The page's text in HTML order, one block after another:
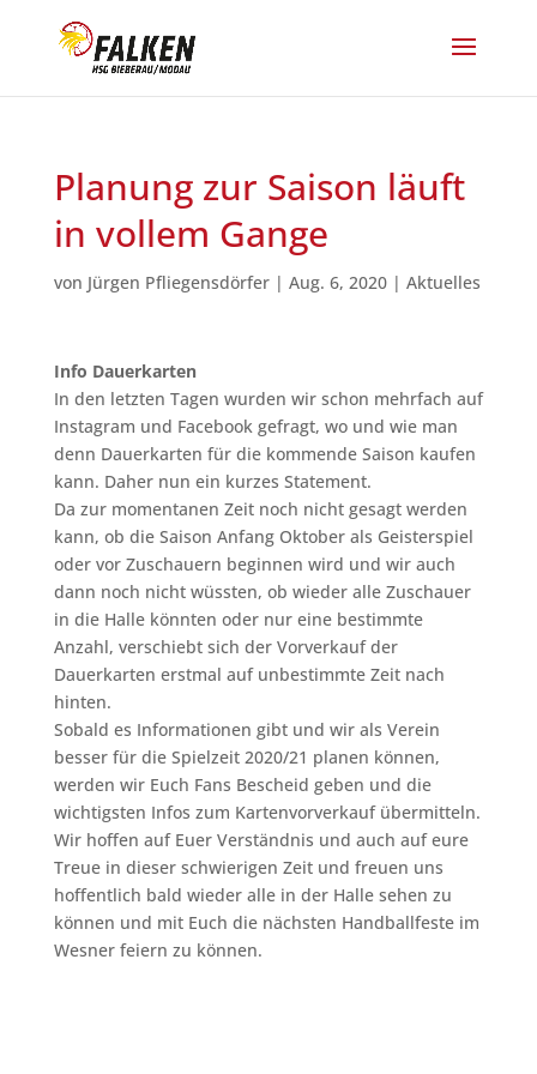
Planung zur Saison läuft
in vollem Gange
von Jürgen Pfliegensdörfer| Aug. 6, 2020| Aktuelles
Info Dauerkarten
In den letzten Tagen wurden wir schon mehrfach auf
Instagram und Facebook gefragt, wo und wie man
denn Dauerkarten für die kommende Saison kaufen
kann. Daher nun ein kurzes Statement.
Da zur momentanen Zeit noch nicht gesagt werden
kann, ob die Saison Anfang Oktober als Geisterspiel
oder vor Zuschauern beginnen wird und wir auch
dann noch nicht wüssten, ob wieder alle Zuschauer
in die Halle könnten oder nur eine bestimmte
Anzahl, verschiebt sich der Vorverkauf der
Dauerkarten erstmal auf unbestimmte Zeit nach
hinten.
Sobald es Informationen gibt und wir als Verein
besser für die Spielzeit 2020/21 planen können,
werden wir Euch Fans Bescheid geben und die
wichtigsten Infos zum Kartenvorverkauf übermitteln.
Wir hoffen auf Euer Verständnis und auch auf eure
Treue in dieser schwierigen Zeit und freuen uns
hoffentlich bald wieder alle in der Halle sehen zu
können und mit Euch die nächsten Handballfeste im
Wesner feiern zu können.